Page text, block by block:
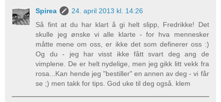
Spirea
24. april 2013 kl. 14:26
Så fint at du har klart å gi helt slipp, Fredrikke! Det
skulle jeg ønske vi alle klarte - for hva mennesker
måtte mene om oss, er ikke det som definerer oss :)
Og du - jeg har visst ikke fått svart deg ang de
vimplene. De er helt nydelige, men jeg gikk litt vekk fra
rosa...Kan hende jeg "bestiller" en annen av deg - vi får
se ;) men takk for tips. God uke til deg også. klem